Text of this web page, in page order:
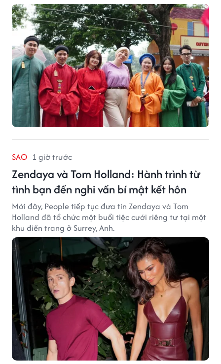
2027.
SAO 1 giờ trước
Zendaya và Tom Holland: Hành trình từ
tình bạn đến nghi vấn bí mật kết hôn
Mới đây, People tiếp tục đưa tin Zendaya và Tom
Holland đã tổ chức một buổi tiệc cưới riêng tư tại một
khu điền trang ở Surrey, Anh.